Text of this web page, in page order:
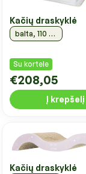
Kačių draskyklė
balta, 110 cm
Su kortele
€208,05
Į krepšelį
Kačių draskyklė